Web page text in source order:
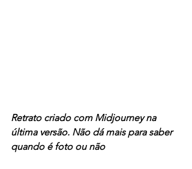
Retrato criado com Midjourney na
última versão. Não dá mais para saber
quando é foto ou não